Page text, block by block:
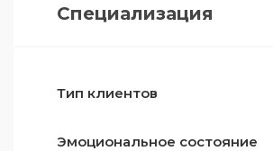
Специализация
Тип клиентов
Эмоциональное состояние